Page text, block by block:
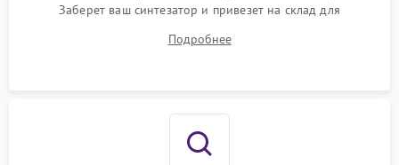
Заберет ваш синтезатор и привезет на склад для
Подробнее